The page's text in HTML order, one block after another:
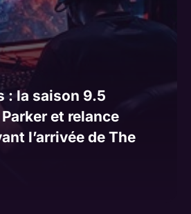
: la saison 9.5
et relance
l’arrivée de The